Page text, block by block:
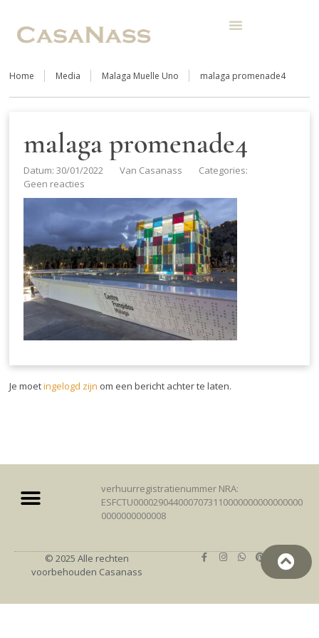
Home Media Malaga Muelle Uno malaga promenade4
malaga promenade4
Datum: 30/01/2022 Van Casanass
Categories:
Geen reacties
Je moetingelogd zijn om een bericht achter te laten.
verhuurregistratienummer NRA:
ESFCTU0000290440007073110000000000000000
0000000000008
© 2025 Alle rechten
voorbehouden Casanass